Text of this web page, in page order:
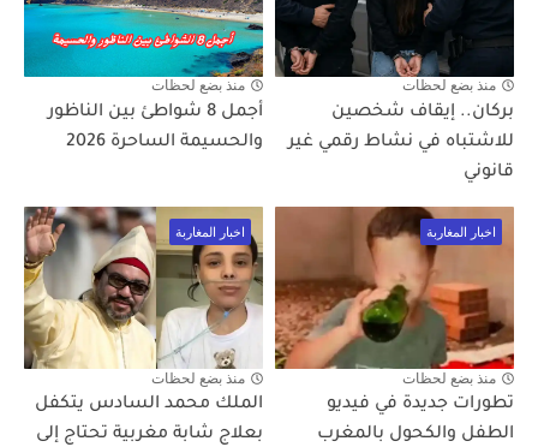
منذ بضع لحظات
بركان.. إيقاف شخصين
للاشتباه في نشاط رقمي غير
قانوني
منذ بضع لحظات
أجمل 8 شواطئ بين الناظور
والحسيمة الساحرة 2026
اخبار المغاربة
منذ بضع لحظات
تطورات جديدة في فيديو
الطفل والكحول بالمغرب
اخبار المغاربة
منذ بضع لحظات
الملك محمد السادس يتكفل
بعلاج شابة مغربية تحتاج إلى